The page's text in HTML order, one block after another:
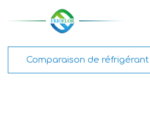
Comparaison de réfrigérant